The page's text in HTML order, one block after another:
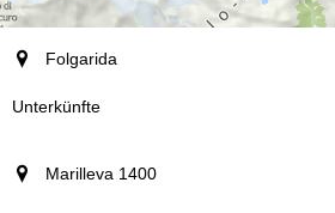
Ort
Unterkünfte
Folgarida
Marilleva 1400